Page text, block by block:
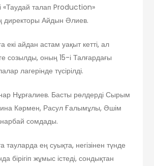
«Таудай талап Production»
директоры Айдын Әлиев.
екі айдан астам уақыт кетті, ал
созылды, оның 15-і Талғардағы
лагерінде түсірілді.
Нұрғалиев. Басты рөлдерді Сырым
Кәрмен, Расул Ғалымұлы, Әшім
сомдады.
тауларда ең суықта, негізінен түнде
бірігіп жұмыс істеді, сондықтан